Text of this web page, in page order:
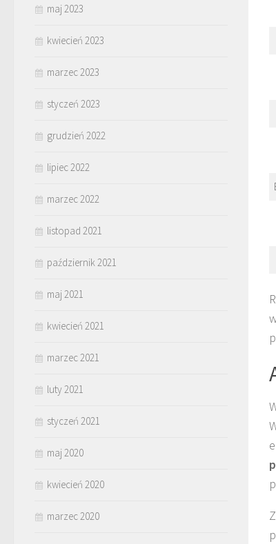
maj 2023
kwiecień 2023
marzec 2023
styczeń 2023
grudzień 2022
lipiec 2022
marzec 2022
listopad 2021
październik 2021
maj 2021
kwiecień 2021
marzec 2021
luty 2021
styczeń 2021
maj 2020
kwiecień 2020
marzec 2020